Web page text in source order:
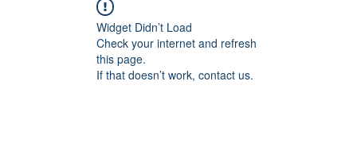
Widget Didn’t Load
Check your internet and refresh
this page.
If that doesn’t work, contact us.